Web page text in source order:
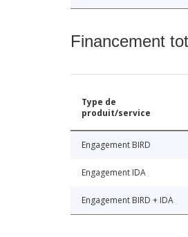
Financement
Type de
produit/service
Engagement BIRD
Engagement IDA
Engagement BIRD + IDA